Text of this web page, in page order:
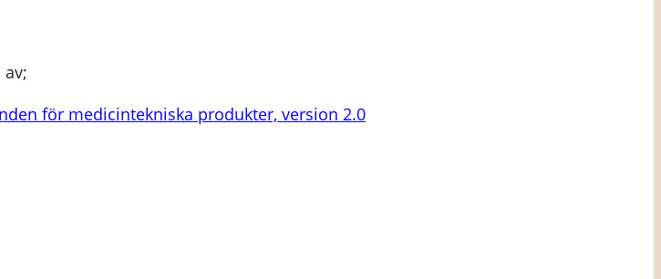
för medicintekniska produkter, version 2.0